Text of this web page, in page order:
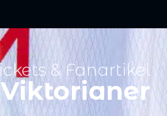
& Fanartikel